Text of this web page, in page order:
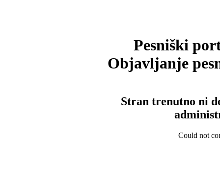
Pesniški
Objavljanje
Stran trenutno ni
Could not